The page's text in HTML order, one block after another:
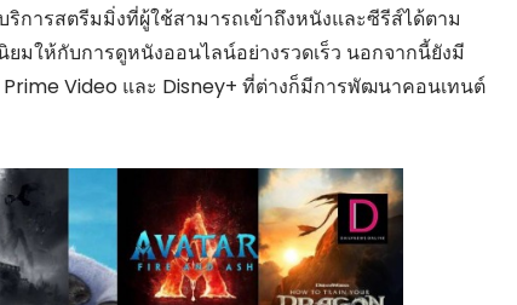
การสตรีมมิ่งที่ผู้ใช้สามารถเข้าถึงหนังและซีรีส์ได้ตาม
มให้กับการดูหนังออนไลน์อย่างรวดเร็ว นอกจากนี้ยังมี
Video และ Disney+ ที่ต่างก็มีการพัฒนาคอนเทนต์